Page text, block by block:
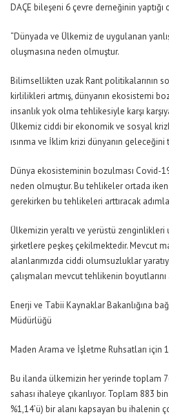
DAÇE bileşeni 6 çevre derneğinin yaptığı
“Dünyada ve Ülkemiz de uygulanan
oluşmasına neden olmuştur.
Bilimsellikten uzak Rant politikalarının
kirlilikleri artmış, dünyanın ekosistemi
insanlık yok olma tehlikesiyle karşı
Ülkemiz ciddi bir ekonomik ve sosyal
ısınma ve İklim krizi dünyanın
Dünya ekosisteminin bozulması Covid-
neden olmuştur. Bu tehlikeler ortada
gerekirken bu tehlikeleri arttıracak
Ülkemizin yeraltı ve yerüstü zenginlikleri
şirketlere peşkeş çekilmektedir. Mevcut
alanlarımızda ciddi olumsuzluklar
çalışmaları mevcut tehlikenin boyutlarını
Enerji ve Tabii Kaynaklar Bakanlığına
Müdürlüğü
Maden Arama ve İşletme Ruhsatları için
Bu ilanda ülkemizin her yerinde toplam
sahası ihaleye çıkarılıyor. Toplam 883
%1,14’ü) bir alanı kapsayan bu ihalenin